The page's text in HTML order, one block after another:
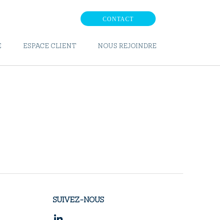
CONTACT
ESPACE CLIENT NOUS REJOINDRE
SUIVEZ-NOUS